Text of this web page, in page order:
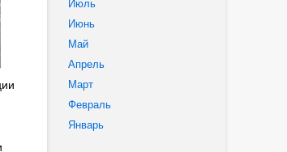
Июль
Июнь
Май
Апрель
Март
Февраль
Январь